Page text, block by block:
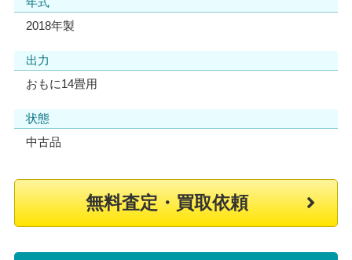
2018年製
出力
おもに14畳用
状態
中古品
無料査定・買取依頼